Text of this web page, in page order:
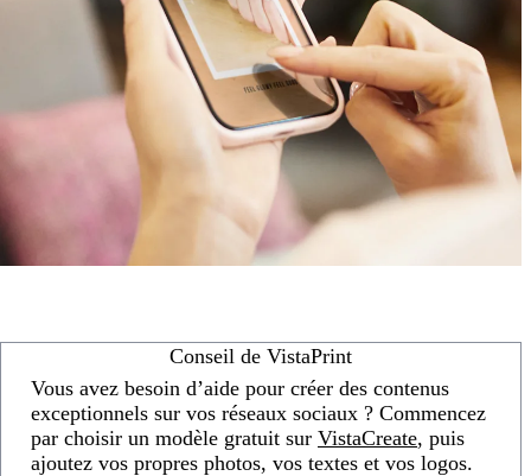
Conseil de VistaPrint
Vous avez besoin d’aide pour créer des contenus
exceptionnels sur vos réseaux sociaux ? Commencez
par choisir un modèle gratuit sur VistaCreate, puis
ajoutez vos propres photos, vos textes et vos logos.